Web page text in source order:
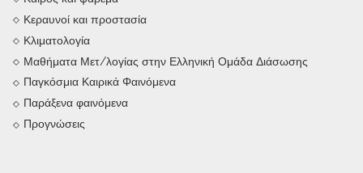
Κεραυνοί και προστασία
Κλιματολογία
Μαθήματα Μετ/λογίας στην Ελληνική Ομάδα Διάσωσης
Παγκόσμια Καιρικά Φαινόμενα
Παράξενα φαινόμενα
Προγνώσεις